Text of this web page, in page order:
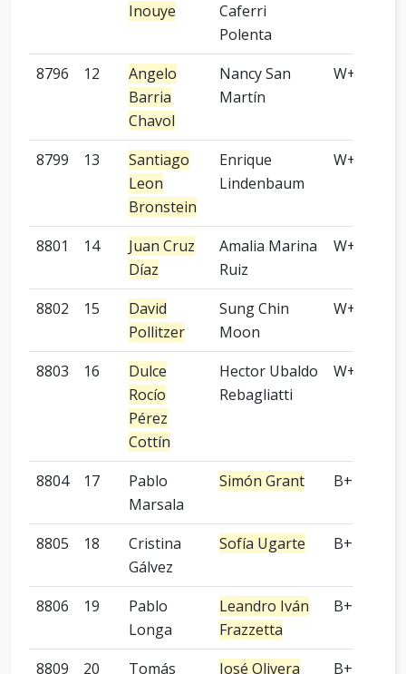
Inouye
Caferri
Polenta
8796 12
Angelo
Barria
Chavol
Nancy San
Martín
W+R
8799 13
Santiago
Leon
Bronstein
Enrique
Lindenbaum
W+P
8801 14
Juan Cruz
Díaz
Amalia Marina
Ruiz
W+P
8802 15
David
Pollitzer
Sung Chin
Moon
W+P
8803 16
Dulce
Rocío
Pérez
Cottín
Hector Ubaldo
Rebagliatti
W+P
8804 17
Pablo
Marsala
Simón Grant B+P
8805 18
Cristina
Gálvez
Sofía Ugarte B+P
8806 19
Pablo
Longa
Leandro Iván
Frazzetta
B+R
8809 20
Tomás
José Olivera B+P